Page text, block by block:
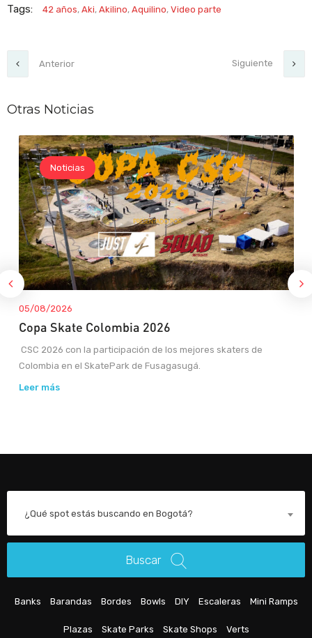
Tags: 42 años, Aki, Akilino, Aquilino, Video parte
Anterior Siguiente
Otras Noticias
Noticias
05/08/2026
Copa Skate Colombia 2026
CSC 2026 con la participación de los mejores skaters de
Colombia en el SkatePark de Fusagasugá.
Leer más
¿Qué spot estás buscando en Bogotá?
Buscar
Banks Barandas Bordes Bowls DIY Escaleras Mini Ramps
Plazas Skate Parks Skate Shops Verts